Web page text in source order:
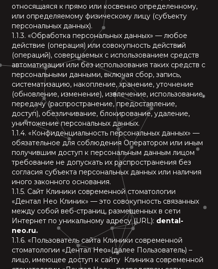
относящаяся к прямо или косвенно определенному,
или определяемому физическому лицу (субъекту
персональных данных).
1.1.3. «Обработка персональных данных» — любое
действие (операция) или совокупность действий
(операций), совершаемых с использованием средств
автоматизации или без использования таких средств с
персональными данными, включая сбор, запись,
систематизацию, накопление, хранение, уточнение
(обновление, изменение), извлечение, использование,
передачу (распространение, предоставление,
доступ), обезличивание, блокирование, удаление,
уничтожение персональных данных.
1.1.4. «Конфиденциальность персональных данных» —
обязательное для соблюдения Оператором или иным
получившим доступ к персональным данным лицом
требование не допускать их распространения без
согласия субъекта персональных данных или наличия
иного законного основания.
1.1.5. Сайт Клиники современной стоматологии
«Дентал Нео Клиник» — это совокупность связанных
между собой веб-страниц, размещенных в сети
Интернет по уникальному адресу (URL): dental-
neo.ru.
1.1.6. «Пользователь сайта Клиники современной
стоматологии «Дентал Нео»(далее Пользователь) –
лицо, имеющее доступ к сайту Клиника современной